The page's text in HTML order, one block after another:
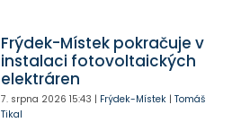
Frýdek-Místek pokračuje v
instalaci fotovoltaických
elektráren
7. srpna 2026 15:43 | Frýdek-Místek| Tomáš
Tikal